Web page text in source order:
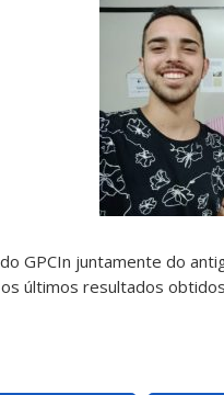
GPCIn juntamente do
últimos resultados